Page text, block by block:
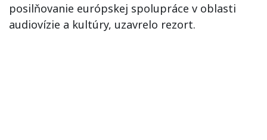
posilňovanie európskej spolupráce v oblasti
audiovízie a kultúry, uzavrelo rezort.